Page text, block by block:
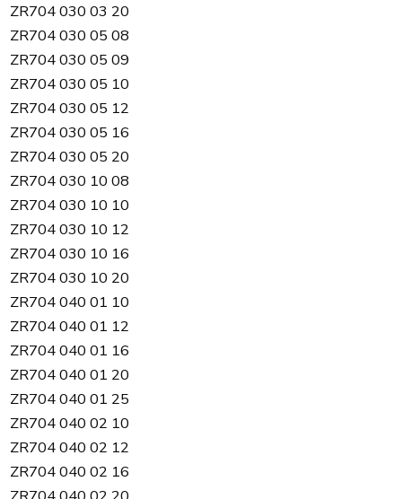
ZR704 030 03 20
ZR704 030 05 08
ZR704 030 05 09
ZR704 030 05 10
ZR704 030 05 12
ZR704 030 05 16
ZR704 030 05 20
ZR704 030 10 08
ZR704 030 10 10
ZR704 030 10 12
ZR704 030 10 16
ZR704 030 10 20
ZR704 040 01 10
ZR704 040 01 12
ZR704 040 01 16
ZR704 040 01 20
ZR704 040 01 25
ZR704 040 02 10
ZR704 040 02 12
ZR704 040 02 16